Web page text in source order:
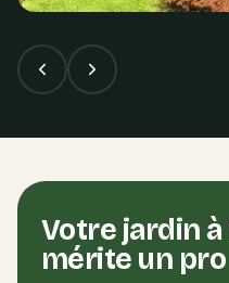
Votre jardin à
mérite un pro